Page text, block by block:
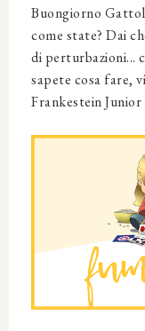
Buongiorno
come state? Dai
di perturbazioni...
sapete cosa fare,
Frankestein Junior